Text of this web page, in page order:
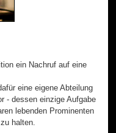
ein Nachruf auf eine
eine eigene Abteilung
- dessen einzige Aufgabe
lebenden Prominenten
halten.